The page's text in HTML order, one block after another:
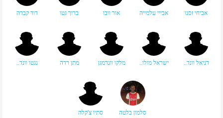
אביחי זסנו אבייי עלמייה אור וובו ברוך גטו דוד קבדה
דניאל וונד.. ישראל מולו.. מלקו וונדמגן מתן רדה נגטו וונד..
סלמון בלטה סתיו צ'קלה